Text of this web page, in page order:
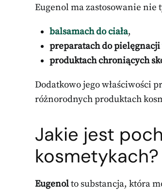
Eugenol ma zastosowanie
balsamach do ciała,
preparatach do pielęgnacji
produktach chroniących
Dodatkowo jego właściwości
różnorodnych produktach
Jakie jest
kosmetykach?
Eugenolto substancja, która